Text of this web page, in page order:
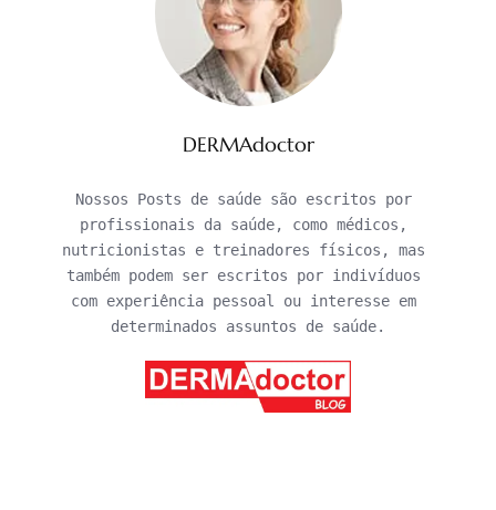
DERMAdoctor
Nossos Posts de saúde são escritos por
profissionais da saúde, como médicos,
nutricionistas e treinadores físicos, mas
também podem ser escritos por indivíduos
com experiência pessoal ou interesse em
determinados assuntos de saúde.